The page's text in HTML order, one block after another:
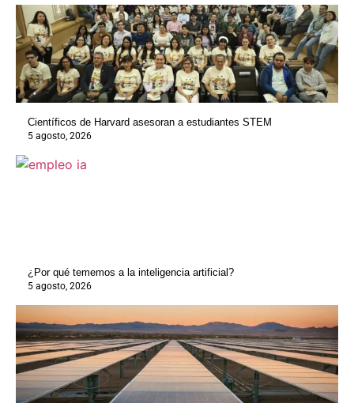
Científicos de Harvard asesoran a estudiantes STEM
5 agosto, 2026
¿Por qué tememos a la inteligencia artificial?
5 agosto, 2026